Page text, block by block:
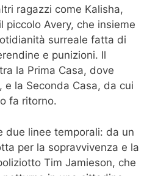
ragazzi come Kalisha,
piccolo Avery, che insieme
surreale fatta di
e punizioni. Il
la Prima Casa, dove
e la Seconda Casa, da cui
fa ritorno.
due linee temporali: da un
per la sopravvivenza e la
Tim Jamieson, che